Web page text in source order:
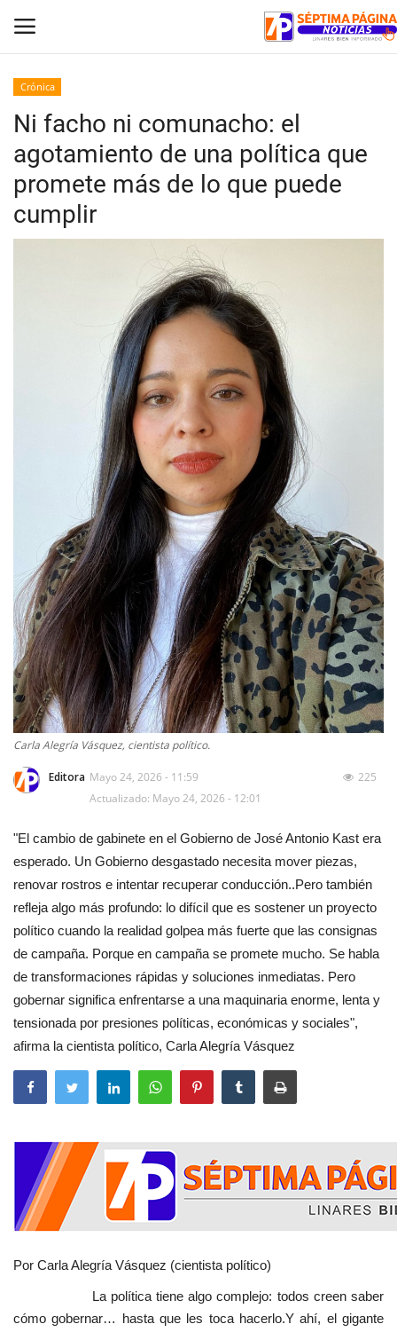
Inicio
Crónica
Policial
Espectáculos
Crónica
Ni facho ni comunacho: el
agotamiento de una política que
promete más de lo que puede
cumplir
Carla Alegría Vásquez, cientista político.
Editora Mayo 24, 2026 - 11:59
Actualizado: Mayo 24, 2026 - 12:01
225
"El cambio de gabinete en el Gobierno de José Antonio Kast era
esperado. Un Gobierno desgastado necesita mover piezas,
renovar rostros e intentar recuperar conducción..Pero también
refleja algo más profundo: lo difícil que es sostener un proyecto
político cuando la realidad golpea más fuerte que las consignas
de campaña. Porque en campaña se promete mucho. Se habla
de transformaciones rápidas y soluciones inmediatas. Pero
gobernar significa enfrentarse a una maquinaria enorme, lenta y
tensionada por presiones políticas, económicas y sociales",
afirma la cientista político, Carla Alegría Vásquez
Por Carla Alegría Vásquez (cientista político)
La política tiene algo complejo: todos creen saber
cómo gobernar… hasta que les toca hacerlo.Y ahí, el gigante